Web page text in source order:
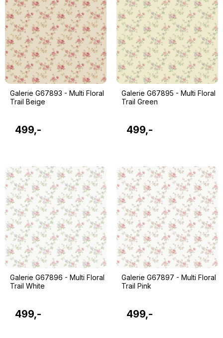
Galerie G67893 - Multi Floral
Trail Beige
499,-
Galerie G67895 - Multi Floral
Trail Green
499,-
Galerie G67896 - Multi Floral
Trail White
499,-
Galerie G67897 - Multi Floral
Trail Pink
499,-